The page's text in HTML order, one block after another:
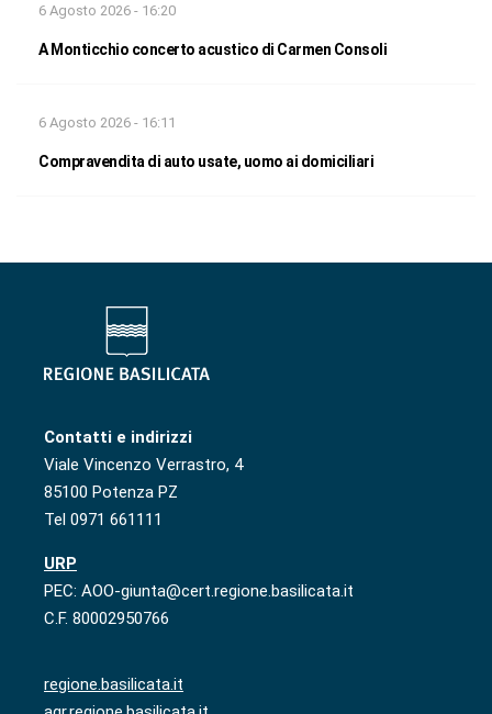
6 Agosto 2026 - 16:20
A Monticchio concerto acustico di Carmen Consoli
6 Agosto 2026 - 16:11
Compravendita di auto usate, uomo ai domiciliari
Contatti e indirizzi
Viale Vincenzo Verrastro, 4
85100 Potenza PZ
Tel 0971 661111
URP
PEC: AOO-giunta@cert.regione.basilicata.it
C.F. 80002950766
regione.basilicata.it